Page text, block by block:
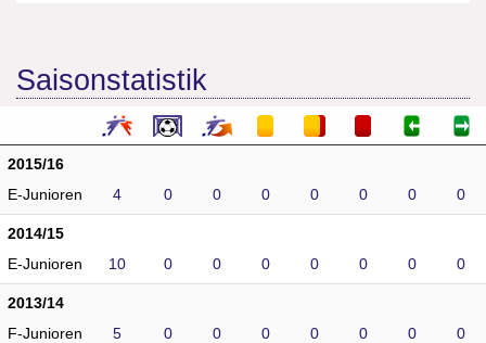
Saisonstatistik
2015/16
E-Junioren
4 0 0 0 0 0 0 0
2014/15
E-Junioren
10 0 0 0 0 0 0 0
2013/14
F-Junioren
5 0 0 0 0 0 0 0